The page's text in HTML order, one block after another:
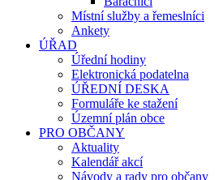
Místní služby a řemeslníci
Ankety
ÚŘAD
Úřední hodiny
Elektronická podatelna
ÚŘEDNÍ DESKA
Formuláře ke stažení
Územní plán obce
PRO OBČANY
Aktuality
Kalendář akcí
Návody a rady pro občany